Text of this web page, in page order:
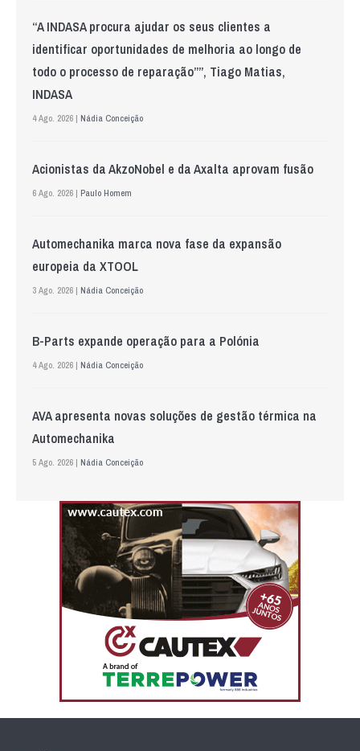
“A INDASA procura ajudar os seus clientes a
identificar oportunidades de melhoria ao longo de
todo o processo de reparação””, Tiago Matias,
INDASA
4 Ago. 2026 | Nádia Conceição
Acionistas da AkzoNobel e da Axalta aprovam fusão
6 Ago. 2026 | Paulo Homem
Automechanika marca nova fase da expansão
europeia da XTOOL
3 Ago. 2026 | Nádia Conceição
B-Parts expande operação para a Polónia
4 Ago. 2026 | Nádia Conceição
AVA apresenta novas soluções de gestão térmica na
Automechanika
5 Ago. 2026 | Nádia Conceição